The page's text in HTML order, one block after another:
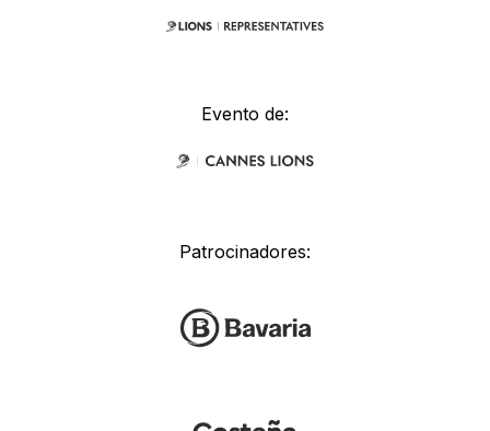
Evento de:
Patrocinadores: